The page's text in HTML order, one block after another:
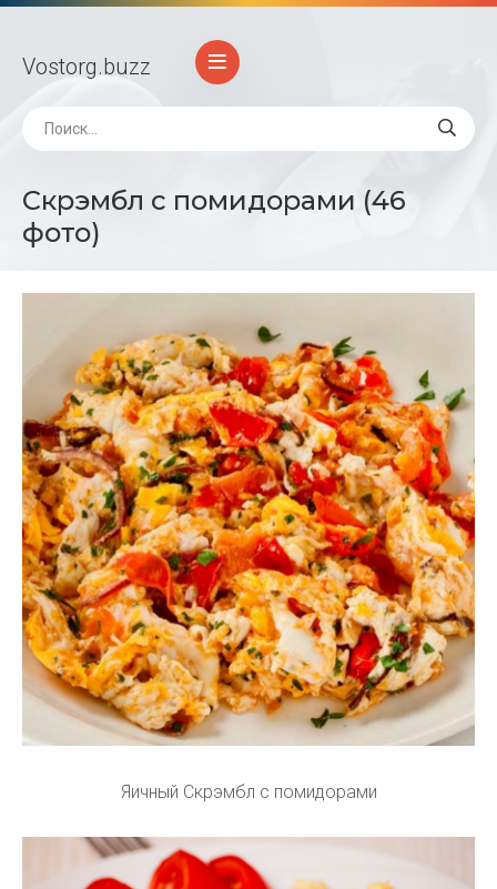
Vostorg.buzz
Скрэмбл с помидорами (46
фото)
Яичный Скрэмбл с помидорами